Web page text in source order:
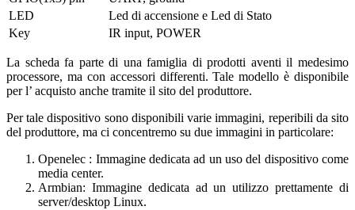
LED
Led di accensione e Led di Stato
Key
IR input, POWER
La scheda fa parte di una famiglia di prodotti aventi il medesimo
processore, ma con accessori differenti. Tale modello è disponibile
per l’ acquisto anche tramite il sito del produttore.
Per tale dispositivo sono disponibili varie immagini, reperibili da sito
del produttore, ma ci concentremo su due immagini in particolare:
Openelec : Immagine dedicata ad un uso del dispositivo come
media center.
Armbian: Immagine dedicata ad un utilizzo prettamente di
server/desktop Linux.